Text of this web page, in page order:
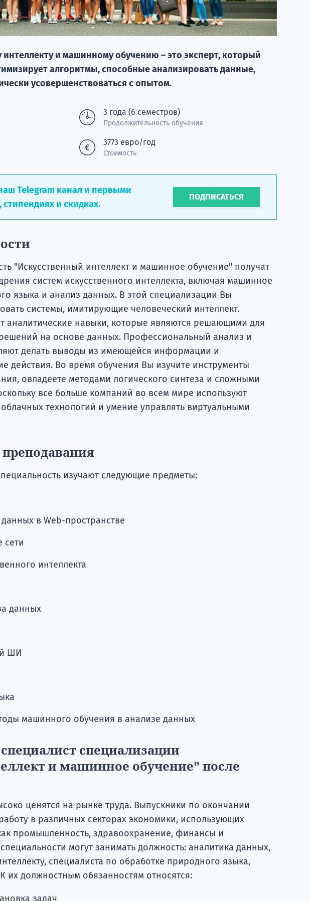
интеллекту и машинному обучению – это эксперт, который
алгоритмы, способные анализировать данные,
усовершенствоваться с опытом.
3 года (6 семестров)
Продолжительность обучения
3773 евро/год
Стоимость
Telegram канал и первыми
и скидках.
ПОДПИСАТЬСЯ
"Искусственный интеллект и машинное обучение" получат
систем искусственного интеллекта, включая машинное
языка и анализ данных. В этой специализации Вы
системы, имитирующие человеческий интеллект.
аналитические навыки, которые являются решающими для
на основе данных. Профессиональный анализ и
делать выводы из имеющейся информации и
действия. Во время обучения Вы изучите инструменты
овладеете методами логического синтеза и сложными
все больше компаний во всем мире используют
технологий и умение управлять виртуальными
изучают следующие предметы:
в Web-пространстве
сети
интеллекта
данных
ШИ
машинного обучения в анализе данных
специализации
и машинное обучение" после
ценятся на рынке труда. Выпускники по окончании
в различных секторах экономики, использующих
промышленность, здравоохранение, финансы и
могут занимать должность: аналитика данных,
специалиста по обработке природного языка,
их должностным обязанностям относятся:
задач